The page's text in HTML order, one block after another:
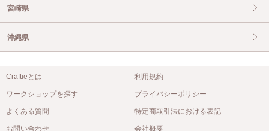
宮崎県
沖縄県
Craftieとは
ワークショップを探す
よくある質問
お問い合わせ
利用規約
プライバシーポリシー
特定商取引法における表記
会社概要